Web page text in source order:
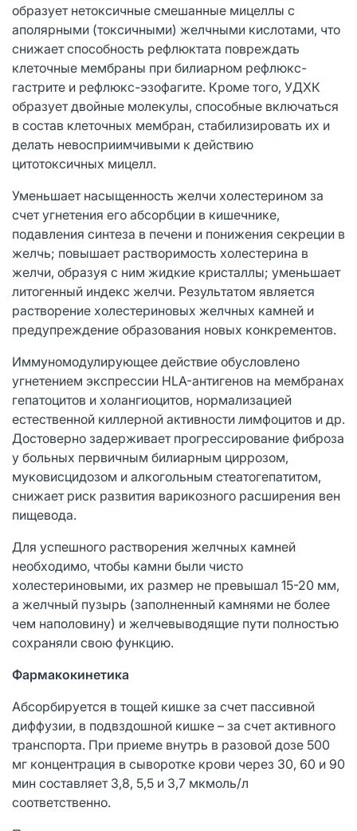
образует нетоксичные смешанные мицеллы с
аполярными (токсичными) желчными кислотами, что
снижает способность рефлюктата повреждать
клеточные мембраны при билиарном рефлюкс-
гастрите и рефлюкс-эзофагите. Кроме того, УДХК
образует двойные молекулы, способные включаться
в состав клеточных мембран, стабилизировать их и
делать невосприимчивыми к действию
цитотоксичных мицелл.
Уменьшает насыщенность желчи холестерином за
счет угнетения его абсорбции в кишечнике,
подавления синтеза в печени и понижения секреции в
желчь; повышает растворимость холестерина в
желчи, образуя с ним жидкие кристаллы; уменьшает
литогенный индекс желчи. Результатом является
растворение холестериновых желчных камней и
предупреждение образования новых конкрементов.
Иммуномодулирующее действие обусловлено
угнетением экспрессии HLA-антигенов на мембранах
гепатоцитов и холангиоцитов, нормализацией
естественной киллерной активности лимфоцитов и др.
Достоверно задерживает прогрессирование фиброза
у больных первичным билиарным циррозом,
муковисцидозом и алкогольным стеатогепатитом,
снижает риск развития варикозного расширения вен
пищевода.
Для успешного растворения желчных камней
необходимо, чтобы камни были чисто
холестериновыми, их размер не превышал 15-20 мм,
а желчный пузырь (заполненный камнями не более
чем наполовину) и желчевыводящие пути полностью
сохраняли свою функцию.
Фармакокинетика
Абсорбируется в тощей кишке за счет пассивной
диффузии, в подвздошной кишке – за счет активного
транспорта. При приеме внутрь в разовой дозе 500
мг концентрация в сыворотке крови через 30, 60 и 90
мин составляет 3,8, 5,5 и 3,7 мкмоль/л
соответственно.